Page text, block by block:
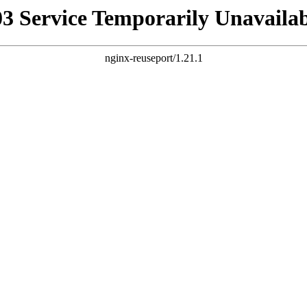
Service Temporarily
nginx-reuseport/1.21.1